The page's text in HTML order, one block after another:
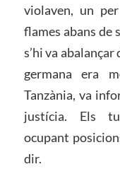
violaven, un
flames abans de
s’hi va abalançar
germana era
Tanzània, va
justícia. Els
ocupant
dir.